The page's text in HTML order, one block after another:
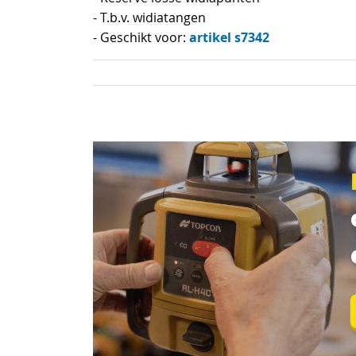
de
afbeeldingen-
gallerij
- T.b.v. widiatangen
- Geschikt voor: artikel s7342